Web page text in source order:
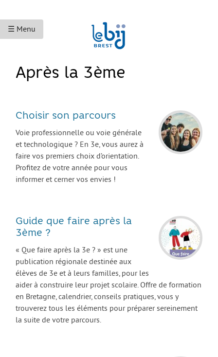
☰ Menu
ACCUEIL
Bourses et aides financières
Se déplacer
Droits du travail
Accès aux soins
AGIR
Agir au quotidien
Etre bénévole ou volontaire
Créer mon projet
Créer mon entreprise
EMPLOI
Après la 3ème
Choisir son parcours
Voie professionnelle ou voie générale
et technologique ? En 3e, vous aurez à
faire vos premiers choix d’orientation.
Profitez de votre année pour vous
informer et cerner vos envies !
Guide que faire après la
3ème ?
« Que faire après la 3e ? » est une
publication régionale destinée aux
élèves de 3e et à leurs familles, pour les
aider à construire leur projet scolaire. Offre de formation
en Bretagne, calendrier, conseils pratiques, vous y
trouverez tous les éléments pour préparer sereinement
la suite de votre parcours.